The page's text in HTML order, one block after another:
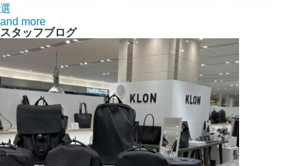
選
and more
スタッフブログ